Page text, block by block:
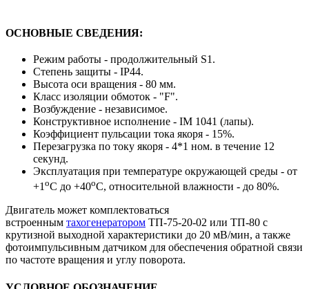
ОСНОВНЫЕ СВЕДЕНИЯ:
Режим работы - продолжительный S1.
Степень защиты - IP44.
Высота оси вращения - 80 мм.
Класс изоляции обмоток - "F".
Возбуждение - независимое.
Конструктивное исполнение - IM 1041 (лапы).
Коэффициент пульсации тока якоря - 15%.
Перезагрузка по току якоря - 4*1 ном. в течение 12
секунд.
Эксплуатация при температуре окружающей среды - от
+1 оС до +40оС, относительной влажности - до 80%.
Двигатель может комплектоваться
встроенным тахогенератором ТП-75-20-02 или ТП-80 с
крутизной выходной характеристики до 20 мВ/мин, а также
фотоимпульсивным датчиком для обеспечения обратной связи
по частоте вращения и углу поворота.